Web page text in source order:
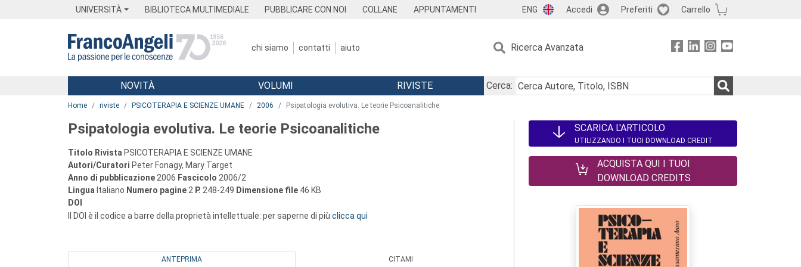
UNIVERSITÀ BIBLIOTECA MULTIMEDIALE PUBBLICARE CON NOI COLLANE APPUNTAMENTI ENG Accedi Preferiti Carrello
chi siamo contatti aiuto Ricerca Avanzata
Menu
NOVITÀ VOLUMI RIVISTE
Cerca:
Home riviste PSICOTERAPIA E SCIENZE UMANE 2006 Psipatologia evolutiva. Le teorie Psicoanalitiche
Psipatologia evolutiva. Le teorie Psicoanalitiche
Titolo Rivista PSICOTERAPIA E SCIENZE UMANE
Autori/Curatori Peter Fonagy, Mary Target
Anno di pubblicazione 2006 Fascicolo 2006/2
Lingua Italiano Numero pagine 2 P. 248-249 Dimensione file 46 KB
DOI
Il DOI è il codice a barre della proprietà intellettuale: per saperne di più clicca qui
ANTEPRIMA CITAMI
SCARICA L'ARTICOLO
UTILIZZANDO I TUOI DOWNLOAD CREDIT
ACQUISTA QUI I TUOI
DOWNLOAD CREDITS